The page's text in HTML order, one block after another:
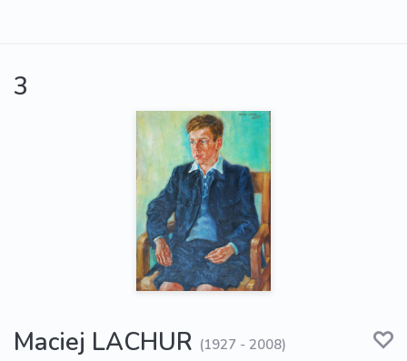
3
Maciej LACHUR (1927 - 2008)